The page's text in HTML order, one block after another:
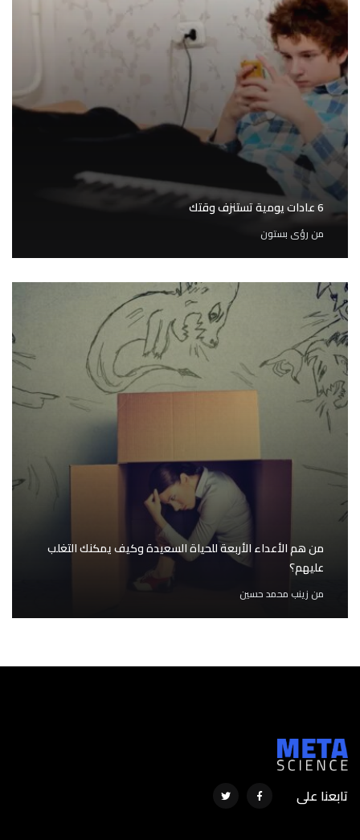
6 عادات يومية تستنزف وقتك
من رؤى بستون
من هم الأعداء الأربعة للحياة السعيدة وكيف يمكنك التغلب
عليهم؟
من زينب محمد حسين
تابعنا على